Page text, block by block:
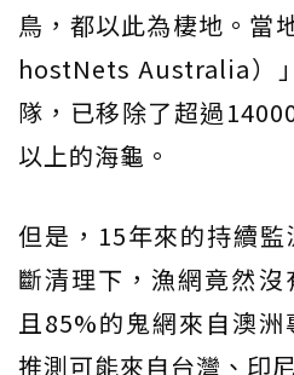
鳥，都以此為棲地。當
hostNets Australia）
隊，已移除了超過
以上的海龜。
但是，15年來的持續
斷清理下，漁網竟然沒
且85%的鬼網來自澳洲
推測可能來自台灣、印